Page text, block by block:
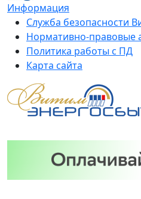
Информация
Служба безопасности
Нормативно-правовые
Политика работы с ПД
Карта сайта